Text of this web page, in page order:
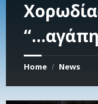
Home / News